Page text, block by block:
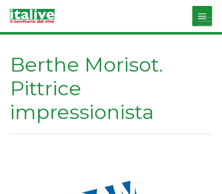
Main
Berthe Morisot.
Pittrice
impressionista